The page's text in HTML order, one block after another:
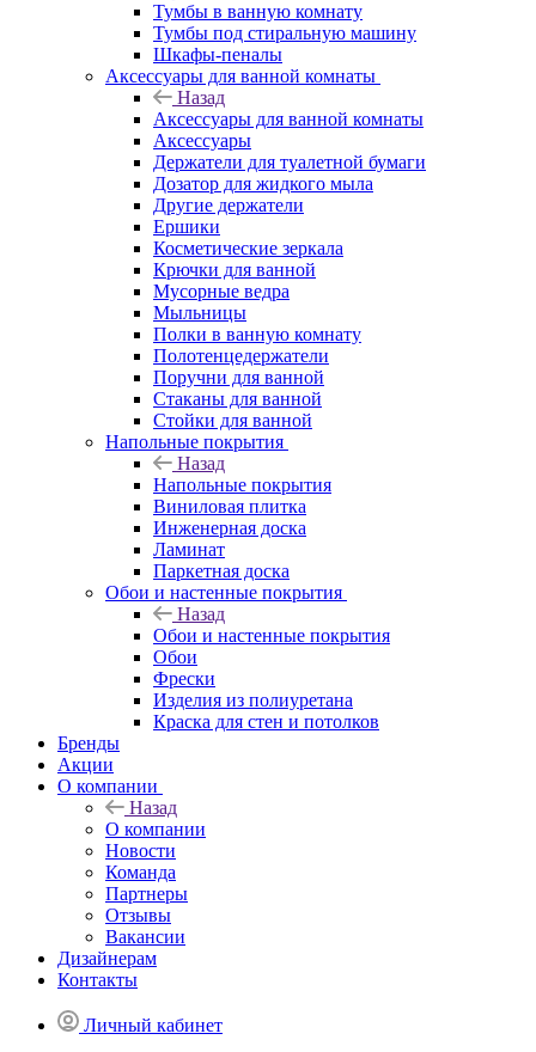
Тумбы в ванную комнату
Тумбы под стиральную машину
Шкафы-пеналы
Аксессуары для ванной комнаты
Назад
Аксессуары для ванной комнаты
Аксессуары
Держатели для туалетной бумаги
Дозатор для жидкого мыла
Другие держатели
Ершики
Косметические зеркала
Крючки для ванной
Мусорные ведра
Мыльницы
Полки в ванную комнату
Полотенцедержатели
Поручни для ванной
Стаканы для ванной
Стойки для ванной
Напольные покрытия
Назад
Напольные покрытия
Виниловая плитка
Инженерная доска
Ламинат
Паркетная доска
Обои и настенные покрытия
Назад
Обои и настенные покрытия
Обои
Фрески
Изделия из полиуретана
Краска для стен и потолков
Бренды
Акции
О компании
Назад
О компании
Новости
Команда
Партнеры
Отзывы
Вакансии
Дизайнерам
Контакты
Личный кабинет